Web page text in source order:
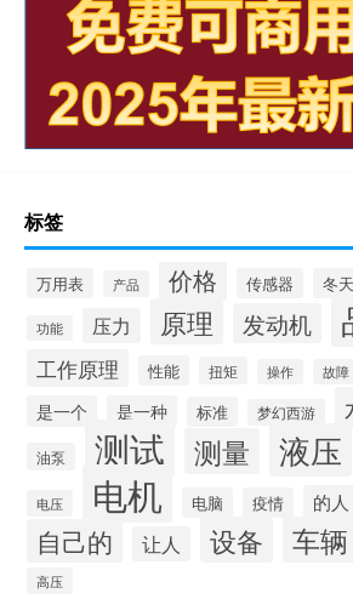
标签
万用表 产品 价格 传感器 冬天
功能 压力 原理 发动机
工作原理 性能 扭矩 操作 故障
是一个 是一种 标准 梦幻西游
油泵 测试 测量 液压
电压 电机 电脑 疫情 的人
自己的 让人 设备 车辆
高压